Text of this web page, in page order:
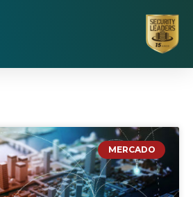
MERCADO